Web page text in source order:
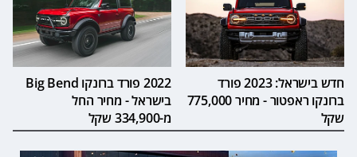
חדש בישראל: 2023 פורד
ברונקו ראפטור - מחיר 775,000
שקל
2022 פורד ברונקו Big Bend
בישראל - מחיר החל
מ-334,900 שקל